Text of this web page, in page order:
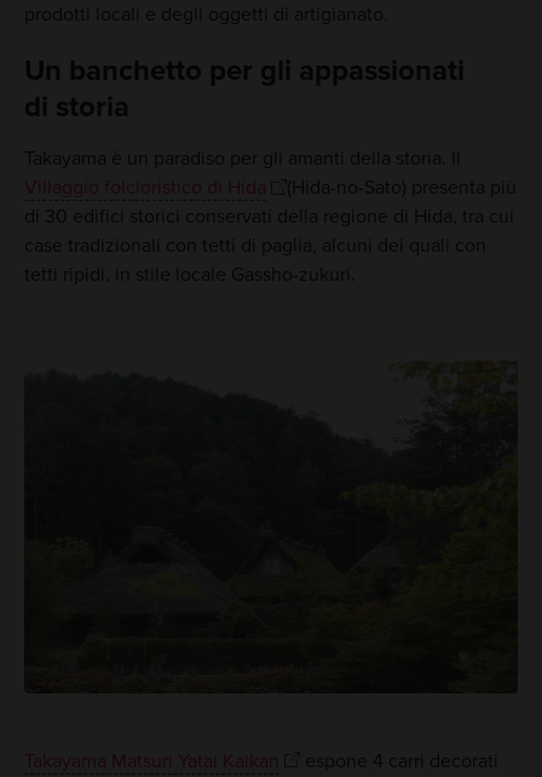
prodotti locali e degli oggetti di artigianato.
Un banchetto per gli appassionati
di storia
Takayama è un paradiso per gli amanti della storia. Il
Villaggio folcloristico di Hida
(Hida-no-Sato) presenta più
di 30 edifici storici conservati della regione di Hida, tra cui
case tradizionali con tetti di paglia, alcuni dei quali con
tetti ripidi, in stile locale Gassho-zukuri.
Takayama Matsuri Yatai Kaikan
espone 4 carri decorati